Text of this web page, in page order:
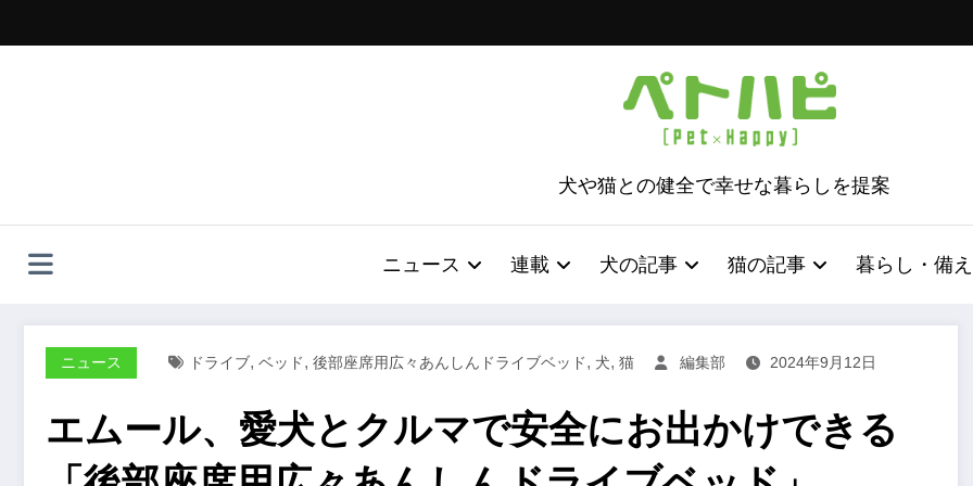
ッ
犬や猫との健全で幸せな暮らしを提案
ニュース 連載 犬の記事 猫の記事 暮らし・備え
ニュース ドライブ, ベッド, 後部座席用広々あんしんドライブベッド, 犬, 猫 編集部 2024年9月12日
エムール、愛犬とクルマで安全にお出かけできる